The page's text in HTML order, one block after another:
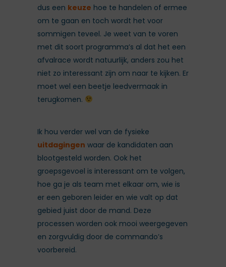
dus een keuze hoe te handelen of ermee
om te gaan en toch wordt het voor
sommigen teveel. Je weet van te voren
met dit soort programma’s al dat het een
afvalrace wordt natuurlijk, anders zou het
niet zo interessant zijn om naar te kijken. Er
moet wel een beetje leedvermaak in
terugkomen.
Ik hou verder wel van de fysieke
uitdagingen waar de kandidaten aan
blootgesteld worden. Ook het
groepsgevoel is interessant om te volgen,
hoe ga je als team met elkaar om, wie is
er een geboren leider en wie valt op dat
gebied juist door de mand. Deze
processen worden ook mooi weergegeven
en zorgvuldig door de commando’s
voorbereid.